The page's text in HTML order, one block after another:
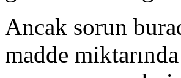
Ancak sorun
madde